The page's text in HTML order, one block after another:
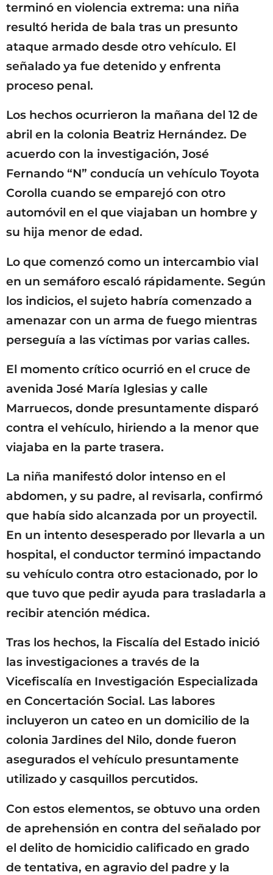
terminó en violencia extrema: una niña
resultó herida de bala tras un presunto
ataque armado desde otro vehículo. El
señalado ya fue detenido y enfrenta
proceso penal.
Los hechos ocurrieron la mañana del 12 de
abril en la colonia Beatriz Hernández. De
acuerdo con la investigación, José
Fernando “N” conducía un vehículo Toyota
Corolla cuando se emparejó con otro
automóvil en el que viajaban un hombre y
su hija menor de edad.
Lo que comenzó como un intercambio vial
en un semáforo escaló rápidamente. Según
los indicios, el sujeto habría comenzado a
amenazar con un arma de fuego mientras
perseguía a las víctimas por varias calles.
El momento crítico ocurrió en el cruce de
avenida José María Iglesias y calle
Marruecos, donde presuntamente disparó
contra el vehículo, hiriendo a la menor que
viajaba en la parte trasera.
La niña manifestó dolor intenso en el
abdomen, y su padre, al revisarla, confirmó
que había sido alcanzada por un proyectil.
En un intento desesperado por llevarla a un
hospital, el conductor terminó impactando
su vehículo contra otro estacionado, por lo
que tuvo que pedir ayuda para trasladarla a
recibir atención médica.
Tras los hechos, la Fiscalía del Estado inició
las investigaciones a través de la
Vicefiscalía en Investigación Especializada
en Concertación Social. Las labores
incluyeron un cateo en un domicilio de la
colonia Jardines del Nilo, donde fueron
asegurados el vehículo presuntamente
utilizado y casquillos percutidos.
Con estos elementos, se obtuvo una orden
de aprehensión en contra del señalado por
el delito de homicidio calificado en grado
de tentativa, en agravio del padre y la